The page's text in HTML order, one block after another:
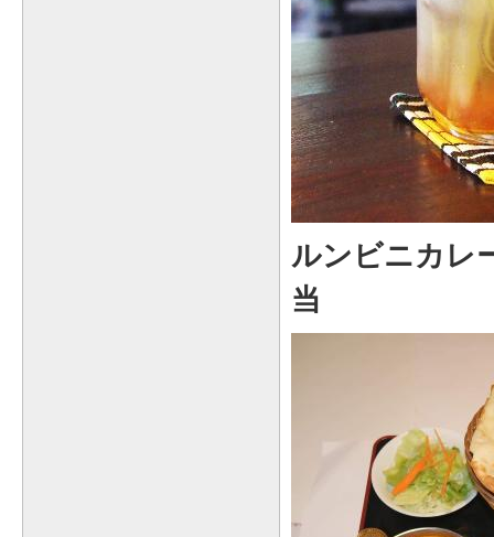
ルンビニカレ
当